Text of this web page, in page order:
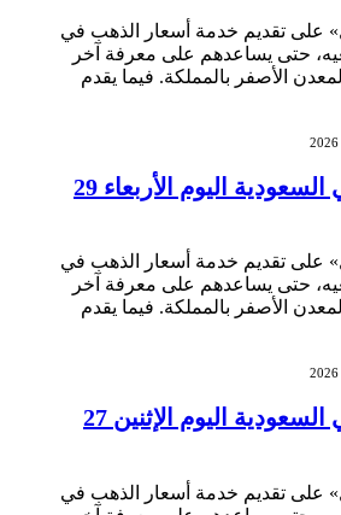
على تقديم خدمة أسعار الذهب في
حتى يساعدهم على معرفة آخر
الأصفر بالمملكة. فيما يقدم
أسعار الذهب في السعودية اليوم الأربعاء 29
على تقديم خدمة أسعار الذهب في
حتى يساعدهم على معرفة آخر
الأصفر بالمملكة. فيما يقدم
أسعار الذهب في السعودية اليوم الإثنين 27
على تقديم خدمة أسعار الذهب في